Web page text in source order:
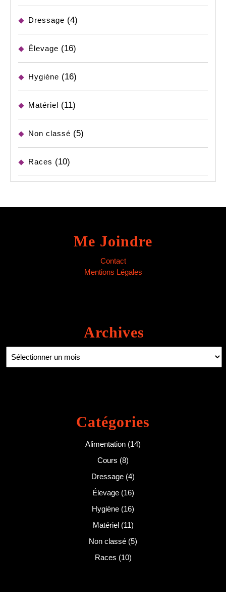
Dressage (4)
Élevage (16)
Hygiène (16)
Matériel (11)
Non classé (5)
Races (10)
Me Joindre
Contact
Mentions Légales
Archives
Catégories
Alimentation (14)
Cours (8)
Dressage (4)
Élevage(16)
Hygiène (16)
Matériel(11)
Non classé (5)
Races (10)